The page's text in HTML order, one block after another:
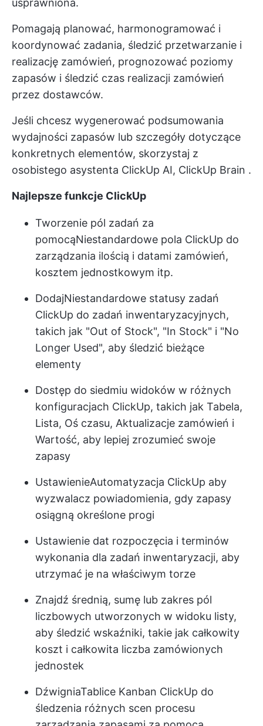
Pomagają planować, harmonogramować i
koordynować zadania, śledzić przetwarzanie i
realizację zamówień, prognozować poziomy
zapasów i śledzić czas realizacji zamówień
przez dostawców.
Jeśli chcesz wygenerować podsumowania
wydajności zapasów lub szczegóły dotyczące
konkretnych elementów, skorzystaj z
osobistego asystenta ClickUp AI, ClickUp Brain .
Najlepsze funkcje ClickUp
Tworzenie pól zadań za
pomocąNiestandardowe pola ClickUp do
zarządzania ilością i datami zamówień,
kosztem jednostkowym itp.
DodajNiestandardowe statusy zadań
ClickUp do zadań inwentaryzacyjnych,
takich jak "Out of Stock", "In Stock" i "No
Longer Used", aby śledzić bieżące
elementy
Dostęp do siedmiu widoków w różnych
konfiguracjach ClickUp, takich jak Tabela,
Lista, Oś czasu, Aktualizacje zamówień i
Wartość, aby lepiej zrozumieć swoje
zapasy
UstawienieAutomatyzacja ClickUp aby
wyzwalacz powiadomienia, gdy zapasy
osiągną określone progi
Ustawienie dat rozpoczęcia i terminów
wykonania dla zadań inwentaryzacji, aby
utrzymać je na właściwym torze
Znajdź średnią, sumę lub zakres pól
liczbowych utworzonych w widoku listy,
aby śledzić wskaźniki, takie jak całkowity
koszt i całkowita liczba zamówionych
jednostek
DźwigniaTablice Kanban ClickUp do
śledzenia różnych scen procesu